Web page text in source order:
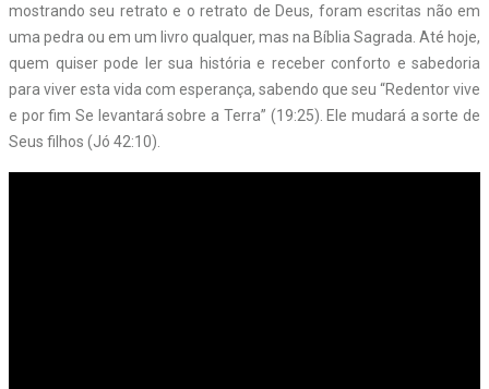
mostrando seu retrato e o retrato de Deus, foram escritas não em
uma pedra ou em um livro qualquer, mas na Bíblia Sagrada. Até hoje,
quem quiser pode ler sua história e receber conforto e sabedoria
para viver esta vida com esperança, sabendo que seu “Redentor vive
e por fim Se levantará sobre a Terra” (19:25). Ele mudará a sorte de
Seus filhos (Jó 42:10).